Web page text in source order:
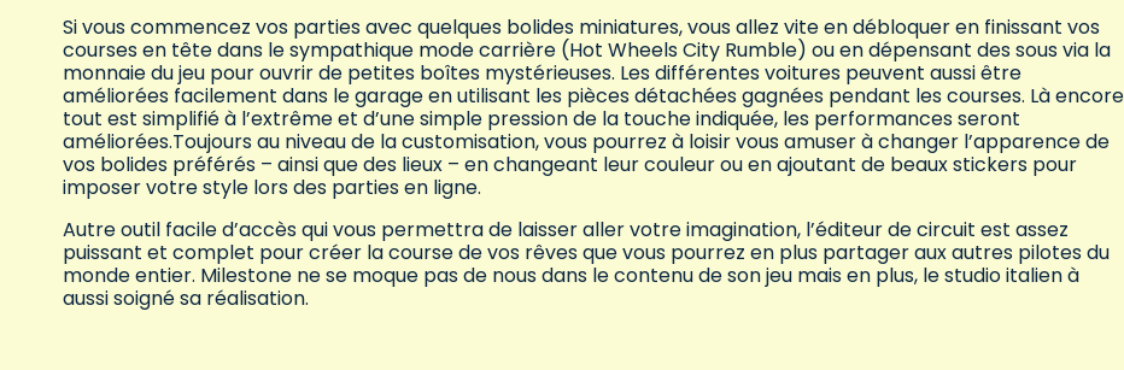
Si vous commencez vos parties avec quelques bolides miniatures, vous allez vite en débloquer en finissant vos
courses en tête dans le sympathique mode carrière (Hot Wheels City Rumble) ou en dépensant des sous via la
monnaie du jeu pour ouvrir de petites boîtes mystérieuses. Les différentes voitures peuvent aussi être
améliorées facilement dans le garage en utilisant les pièces détachées gagnées pendant les courses. Là encore
tout est simplifié à l’extrême et d’une simple pression de la touche indiquée, les performances seront
améliorées.Toujours au niveau de la customisation, vous pourrez à loisir vous amuser à changer l’apparence de
vos bolides préférés – ainsi que des lieux – en changeant leur couleur ou en ajoutant de beaux stickers pour
imposer votre style lors des parties en ligne.
Autre outil facile d’accès qui vous permettra de laisser aller votre imagination, l’éditeur de circuit est assez
puissant et complet pour créer la course de vos rêves que vous pourrez en plus partager aux autres pilotes du
monde entier. Milestone ne se moque pas de nous dans le contenu de son jeu mais en plus, le studio italien à
aussi soigné sa réalisation.